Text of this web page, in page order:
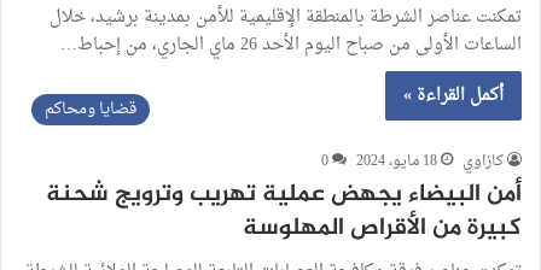
تمكنت عناصر الشرطة بالمنطقة الإقليمية للأمن بمدينة برشيد، خلال
الساعات الأولى من صباح اليوم الأحد 26 ماي الجاري، من إحباط…
أكمل القراءة »
قضايا ومحاكم
كازاوي 18 مايو، 2024 0
أمن البيضاء يجهض عملية تهريب وترويج شحنة
كبيرة من الأقراص المهلوسة